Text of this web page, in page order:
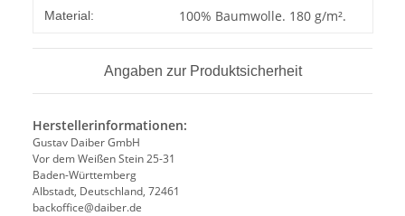
Produkteigenschaft
Wert
Material: 100% Baumwolle. 180 g/m².
Angaben zur Produktsicherheit
Herstellerinformationen:
Gustav Daiber GmbH
Vor dem Weißen Stein 25-31
Baden-Württemberg
Albstadt, Deutschland, 72461
backoffice@daiber.de